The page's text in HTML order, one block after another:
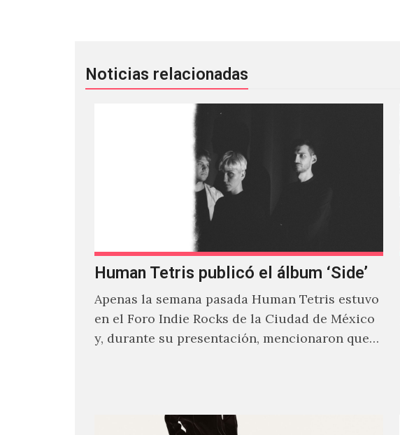
Noticias relacionadas
Human Tetris publicó el álbum ‘Side’
Apenas la semana pasada Human Tetris estuvo
en el Foro Indie Rocks de la Ciudad de México
y, durante su presentación, mencionaron que